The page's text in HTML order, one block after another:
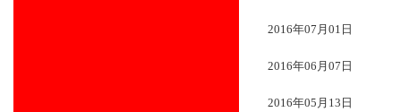
2016年07月01日
2016年06月07日
2016年05月13日